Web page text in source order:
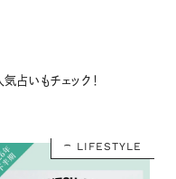
いもチェック！
LIFESTYLE